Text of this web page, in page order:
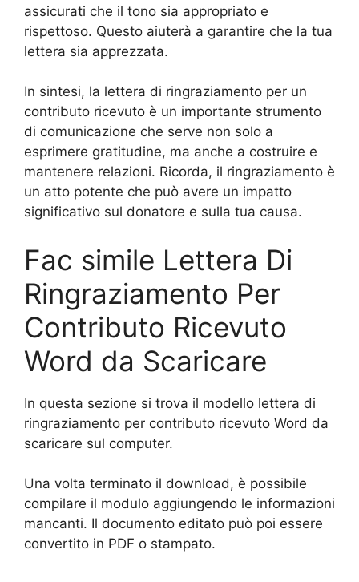
assicurati che il tono sia appropriato e
rispettoso. Questo aiuterà a garantire che la tua
lettera sia apprezzata.
In sintesi, la lettera di ringraziamento per un
contributo ricevuto è un importante strumento
di comunicazione che serve non solo a
esprimere gratitudine, ma anche a costruire e
mantenere relazioni. Ricorda, il ringraziamento è
un atto potente che può avere un impatto
significativo sul donatore e sulla tua causa.
Fac simile Lettera Di
Ringraziamento Per
Contributo Ricevuto
Word da Scaricare
In questa sezione si trova il modello lettera di
ringraziamento per contributo ricevuto Word da
scaricare sul computer.
Una volta terminato il download, è possibile
compilare il modulo aggiungendo le informazioni
mancanti. Il documento editato può poi essere
convertito in PDF o stampato.